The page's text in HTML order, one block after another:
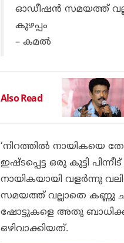
ഓഡീഷൻ സമയത്ത്
കുഴപ്പം
– കമൽ
Also Read
‘നിറത്തിൽ നായികയെ
ഇഷ്‌ടപ്പെട്ട ഒരു കുട്ടി
നായികയായി വളർന്നു
സമയത്ത് വല്ലാതെ കണ്ണു
ഷോട്ടുകളെ അതു
ഒഴിവാക്കിയത്.